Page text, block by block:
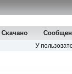
Скачано
У